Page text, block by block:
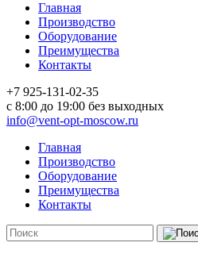
Главная
Производство
Оборудование
Преимущества
Контакты
+7 925-131-02-35
c 8:00 до 19:00 без выходных
info@vent-opt-moscow.ru
Главная
Производство
Оборудование
Преимущества
Контакты